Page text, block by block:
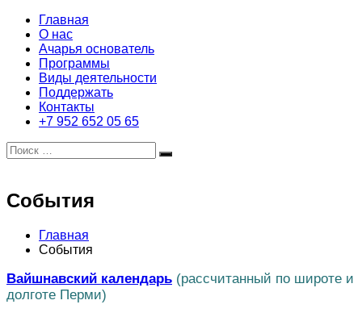
Перейти
содержимому
ХАРЕ
КРИШНА
Пермь
Бакти
центр
Храм
Главная
О нас
Ачарья основатель
Программы
Виды деятельности
Поддержать
Контакты
+7 952 652 05 65
Искать:
Поиск
События
Главная
События
Вайшнавский календарь (рассчитанный по широте и
долготе Перми)